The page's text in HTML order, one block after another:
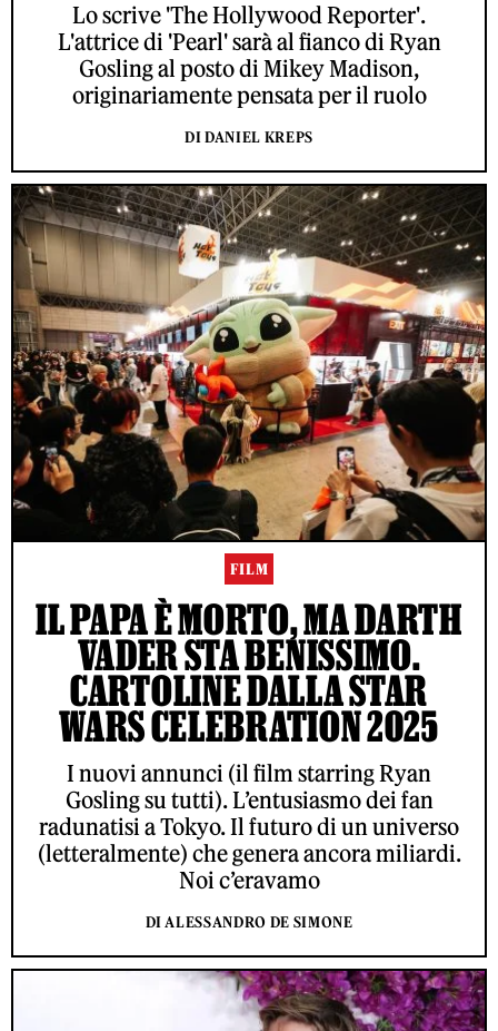
Lo scrive 'The Hollywood Reporter'.
L'attrice di 'Pearl' sarà al fianco di Ryan
Gosling al posto di Mikey Madison,
originariamente pensata per il ruolo
DI DANIEL KREPS
FILM
IL PAPA È MORTO, MA DARTH
VADER STA BENISSIMO.
CARTOLINE DALLA STAR
WARS CELEBRATION 2025
I nuovi annunci (il film starring Ryan
Gosling su tutti). L’entusiasmo dei fan
radunatisi a Tokyo. Il futuro di un universo
(letteralmente) che genera ancora miliardi.
Noi c’eravamo
DI ALESSANDRO DE SIMONE